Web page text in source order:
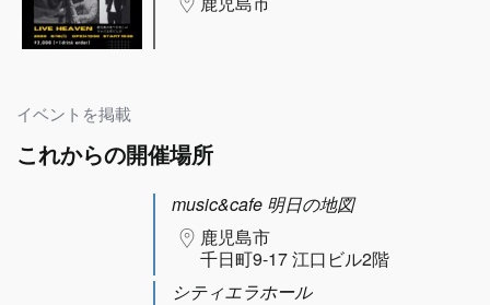
イベントを掲載
これからの開催場所
music&cafe 明日の地図
鹿児島市
千日町9-17 江口ビル2階
シティエラホール